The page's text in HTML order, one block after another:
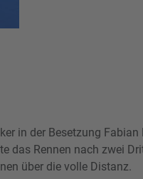
in der Besetzung Fabian
das Rennen nach zwei
über die volle Distanz.